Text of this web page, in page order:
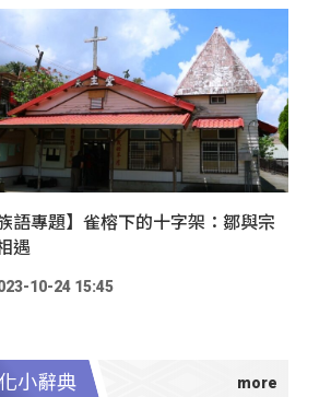
族語專題】雀榕下的十字架：鄒與宗
遇
10-24 15:45
小辭典